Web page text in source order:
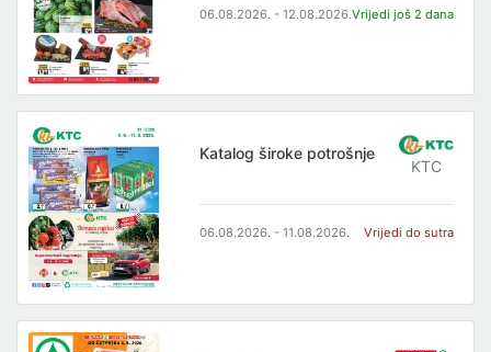
06.08.2026. - 12.08.2026.Vrijedi još 2 dana
Katalog široke potrošnje
KTC
06.08.2026. - 11.08.2026. Vrijedi do sutra